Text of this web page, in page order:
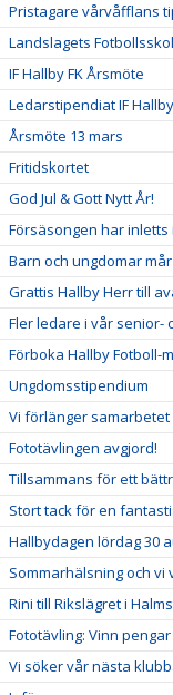
Pristagare vårvåfflans
Landslagets
IF Hallby FK Årsmöte
Ledarstipendiat IF Hallby
Årsmöte 13 mars
Fritidskortet
God Jul & Gott Nytt År!
Försäsongen har
Barn och ungdomar
Grattis Hallby Herr till
Fler ledare i vår senior-
Förboka Hallby Fotboll-
Ungdomsstipendium
Vi förlänger
Fototävlingen avgjord!
Tillsammans för ett
Stort tack för en
Hallbydagen lördag 30
Sommarhälsning och vi
Rini till Rikslägret i
Fototävling: Vinn
Vi söker vår nästa